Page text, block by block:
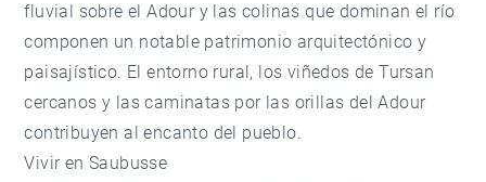
fluvial sobre el Adour y las colinas que dominan el río
componen un notable patrimonio arquitectónico y
paisajístico. El entorno rural, los viñedos de Tursan
cercanos y las caminatas por las orillas del Adour
contribuyen al encanto del pueblo.
Vivir en Saubusse